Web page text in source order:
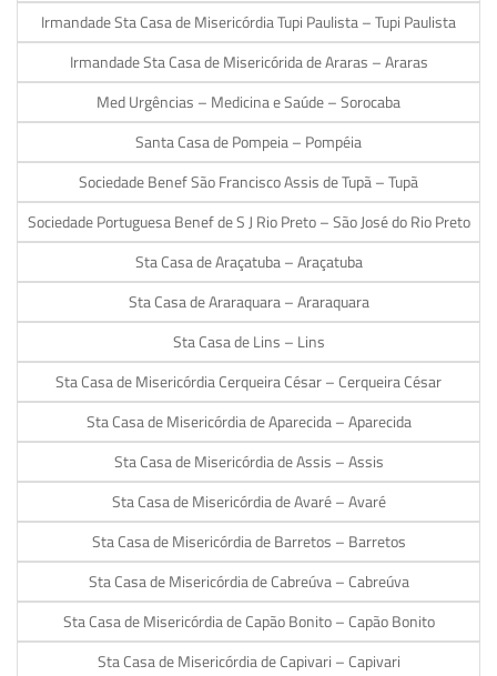
Irmandade Sta Casa de Misericórdia Tupi Paulista – Tupi Paulista
Irmandade Sta Casa de Misericórida de Araras – Araras
Med Urgências – Medicina e Saúde – Sorocaba
Santa Casa de Pompeia – Pompéia
Sociedade Benef São Francisco Assis de Tupã – Tupã
Sociedade Portuguesa Benef de S J Rio Preto – São José do Rio Preto
Sta Casa de Araçatuba – Araçatuba
Sta Casa de Araraquara – Araraquara
Sta Casa de Lins – Lins
Sta Casa de Misericórdia Cerqueira César – Cerqueira César
Sta Casa de Misericórdia de Aparecida – Aparecida
Sta Casa de Misericórdia de Assis – Assis
Sta Casa de Misericórdia de Avaré – Avaré
Sta Casa de Misericórdia de Barretos – Barretos
Sta Casa de Misericórdia de Cabreúva – Cabreúva
Sta Casa de Misericórdia de Capão Bonito – Capão Bonito
Sta Casa de Misericórdia de Capivari – Capivari